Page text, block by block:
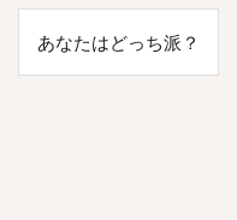
あなたはどっち派？